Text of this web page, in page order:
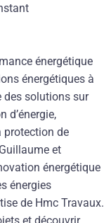
énergétique
énergétiques à
des solutions sur
d’énergie,
protection de
et
énergétique
énergies
de Hmc Travaux.